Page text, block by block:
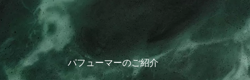
パフューマーのご紹介